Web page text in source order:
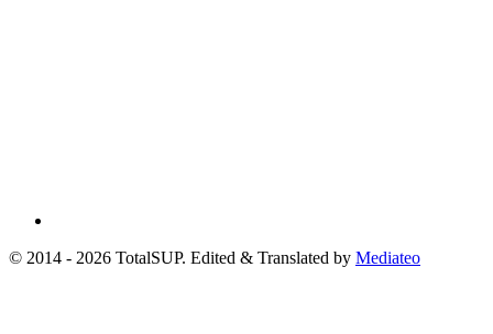
© 2014 - 2026 TotalSUP. Edited & Translated by Mediateo